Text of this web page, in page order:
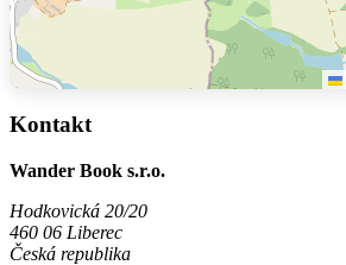
Kontakt
Wander Book s.r.o.
Hodkovická 20/20
460 06 Liberec
Česká republika